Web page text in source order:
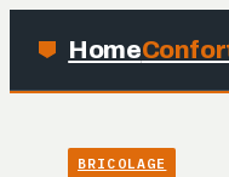
Home
BRICOLAGE